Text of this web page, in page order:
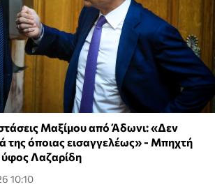
Μαξίμου από Άδωνι: «Δεν
της όποιας εισαγγελέως» - Μπηχτή
Λαζαρίδη
10:10